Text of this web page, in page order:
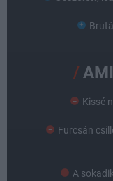
Kissé
Furcsán
A